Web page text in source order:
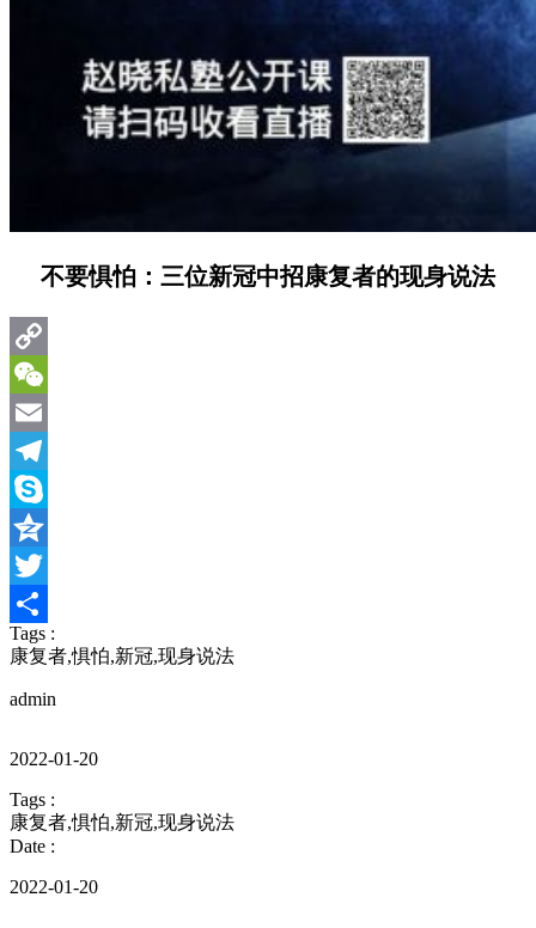
不要惧怕：三位新冠中招康复者的现身说法
Copy
Link
WeChat
Email
Telegram
Skype
Qzone
Twitter
分
Tags :
康复者,惧怕,新冠,现身说法
admin
2022-01-20
Tags :
康复者,惧怕,新冠,现身说法
Date :
2022-01-20